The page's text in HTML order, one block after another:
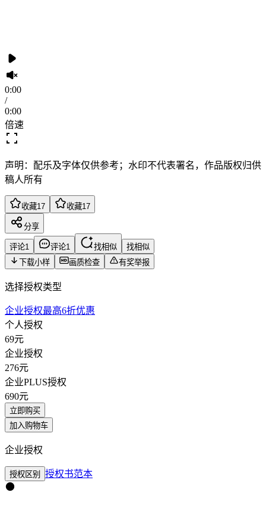
0:00
/
0:00
倍速
声明：配乐及字体仅供参考；水印不代表署名，作品版权归供
稿人所有
收藏17 收藏17
分享
评论1 评论1 找相似
找相似
下载小样
画质检查 有奖举报
选择授权类型
企业授权最高6折优惠
个人授权
69元
企业授权
276元
企业PLUS授权
690元
立即购买
加入购物车
企业授权
授权区别 授权书范本